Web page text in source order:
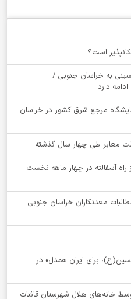
است؟
اربعین حسینی به خراسان جنوبی /
دارد
مرجع شرق کشور در خراسان
از راه آسفالته در چهار ماهه نخست
معدنکاران خراسان جنوبی
برای ایران همدل» در
توسط خانه‌های هلال شهرستان قائنات